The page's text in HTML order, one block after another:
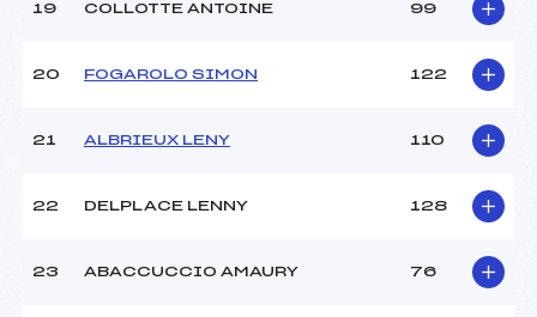
19 COLLOTTE ANTOINE 99
20 FOGAROLO SIMON 122
21 ALBRIEUX LENY 110
22 DELPLACE LENNY 128
23 ABACCUCCIO AMAURY 76